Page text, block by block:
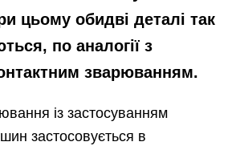
цьому обидві деталі так
по аналогії з
зварюванням.
із застосуванням
застосовується в